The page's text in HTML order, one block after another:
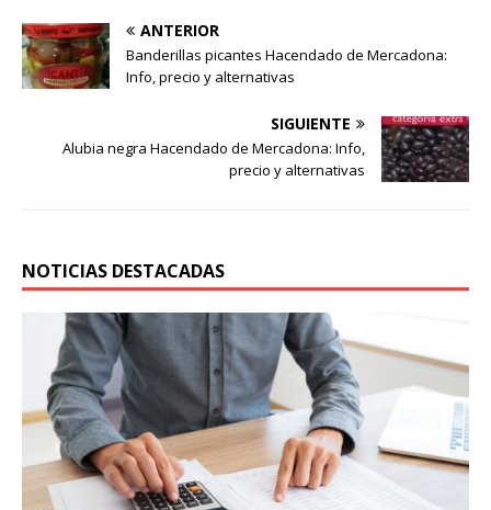
ANTERIOR
Banderillas picantes Hacendado de Mercadona:
Info, precio y alternativas
SIGUIENTE
Alubia negra Hacendado de Mercadona: Info,
precio y alternativas
NOTICIAS DESTACADAS